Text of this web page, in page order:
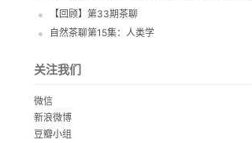
样性
【回顾】第33期茶聊
自然茶聊第15集：人类学
关注我们
微信
新浪微博
豆瓣小组